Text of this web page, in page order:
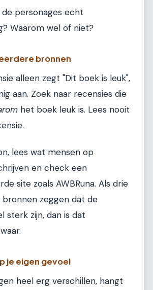
personages echt
Waarom wel of niet?
bronnen
alleen zegt "Dit boek is leuk",
aan. Zoek naar recensies die
het boek leuk is. Lees nooit
lees wat mensen op
en check een
site zoals AWBRuna. Als drie
zeggen dat de
sterk zijn, dan is dat
je eigen gevoel
heel erg verschillen, hangt